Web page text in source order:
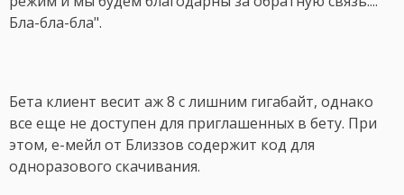
Бла-бла-бла".
Бета клиент весит аж 8 с лишним гигабайт, однако
все еще не доступен для приглашенных в бету. При
этом, е-мейл от Близзов содержит код для
одноразового скачивания.